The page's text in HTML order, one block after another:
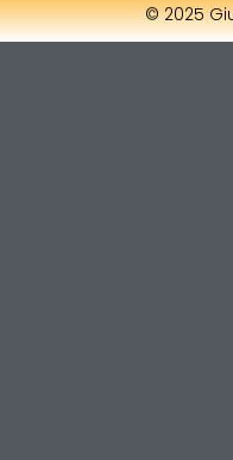
© 2025